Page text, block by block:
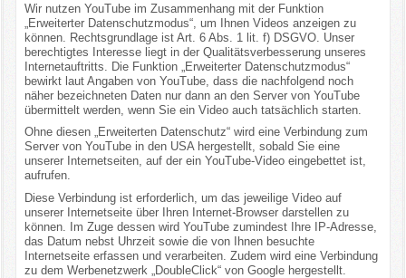
Wir nutzen YouTube im Zusammenhang mit der Funktion
„Erweiterter Datenschutzmodus“, um Ihnen Videos anzeigen zu
können. Rechtsgrundlage ist Art. 6 Abs. 1 lit. f) DSGVO. Unser
berechtigtes Interesse liegt in der Qualitätsverbesserung unseres
Internetauftritts. Die Funktion „Erweiterter Datenschutzmodus“
bewirkt laut Angaben von YouTube, dass die nachfolgend noch
näher bezeichneten Daten nur dann an den Server von YouTube
übermittelt werden, wenn Sie ein Video auch tatsächlich starten.
Ohne diesen „Erweiterten Datenschutz“ wird eine Verbindung zum
Server von YouTube in den USA hergestellt, sobald Sie eine
unserer Internetseiten, auf der ein YouTube-Video eingebettet ist,
aufrufen.
Diese Verbindung ist erforderlich, um das jeweilige Video auf
unserer Internetseite über Ihren Internet-Browser darstellen zu
können. Im Zuge dessen wird YouTube zumindest Ihre IP-Adresse,
das Datum nebst Uhrzeit sowie die von Ihnen besuchte
Internetseite erfassen und verarbeiten. Zudem wird eine Verbindung
zu dem Werbenetzwerk „DoubleClick“ von Google hergestellt.